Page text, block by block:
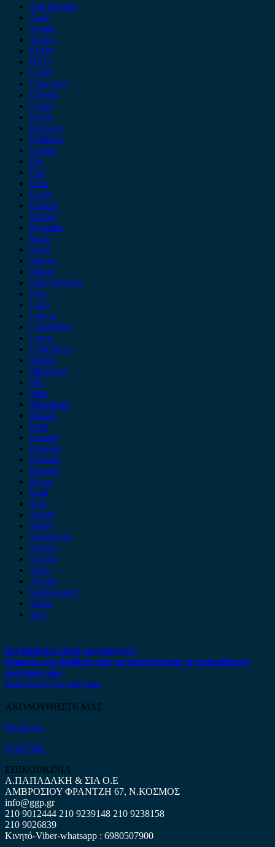
Alfa Romeo
Audi
Austin
Acura
BMW
BYD
Chery
Chevrolet
Citroen
Cupra
Dacia
Daewoo
Daihatsu
Dodge
DS
Fiat
Ford
Geely
Gonow
Honda
Hyundai
Isuzu
iveco
Jaecoo
Jaguar
Jeep Chrysler
KIA
Lada
Lancia
Leapmotor
Lexus
Lynk & co
Mazda
Mercedes
MG
Mini
Mitsubishi
Nissan
Opel
Omoda
Peugeot
Porsche
Renault
Rover
Saab
Seat
Skoda
Smart
ssangyong
Subaru
Suzuki
Tesla
Toyota
Volkswagen
Volvo
Xev
Δεν βρήκατε αυτό που ψάχνετε;
Είμαστε στη διάθεση σας να απαντήσουμε σε οποιαδήποτε
ερώτηση σας.
Επικοινωνήστε μαζί μας
ΑΚΟΛΟΥΘΗΣΤΕ ΜΑΣ
Facebook
ΧΑΡΤΗΣ
ΕΠΙΚΟΙΝΩΝΙΑ
Α.ΠΑΠΑΔΑΚΗ & ΣΙΑ Ο.Ε
ΑΜΒΡΟΣΙΟΥ ΦΡΑΝΤΖΗ 67, Ν.ΚΟΣΜΟΣ
info@ggp.gr
210 9012444 210 9239148 210 9238158
210 9026839
Κινητό-Viber-whatsapp : 6980507900